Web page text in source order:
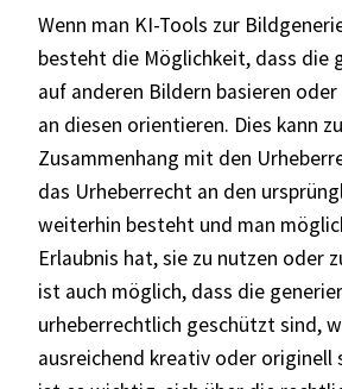
Wenn man KI-Tools zur
besteht die Möglichkeit, dass die
auf anderen Bildern basieren
an diesen orientieren. Dies kann
Zusammenhang mit den
das Urheberrecht an den
weiterhin besteht und man
Erlaubnis hat, sie zu nutzen oder
ist auch möglich, dass die
urheberrechtlich geschützt sind,
ausreichend kreativ oder originell